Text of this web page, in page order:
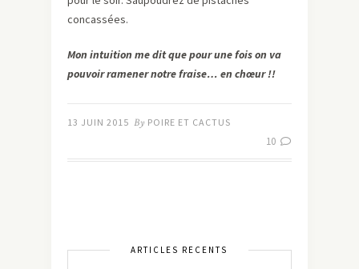
concassées.
Mon intuition me dit que pour une fois on va
pouvoir ramener notre fraise… en chœur !!
13 JUIN 2015 By POIRE ET CACTUS
10
ARTICLES RÉCENTS